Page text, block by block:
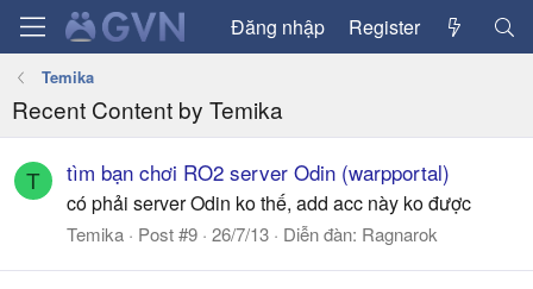
Đăng nhập Register
Temika
Recent Content by Temika
T tìm bạn chơi RO2 server Odin (warpportal)
có phải server Odin ko thế, add acc này ko được
Temika Post #9 26/7/13 Diễn đàn: Ragnarok